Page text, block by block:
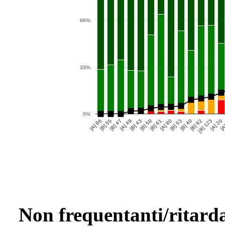
[A] 86[B] 55[B] 47[A] 49[B] 43[B] 50[B] 61[A] 80[B] 53[B] 40[B] 82[B] 123[A] 20
0%
33%
66%
Non frequentanti/